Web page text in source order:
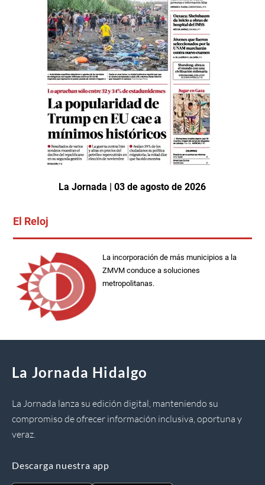
La Jornada | 03 de agosto de 2026
El Reloj
La incorporación de más municipios a la
ZMVM conduce a soluciones
metropolitanas.
La Jornada Hidalgo
La Jornada lanza su edición digital, manteniendo su
compromiso de ofrecer información inclusiva, oportuna y
veraz.
Descarga nuestra app